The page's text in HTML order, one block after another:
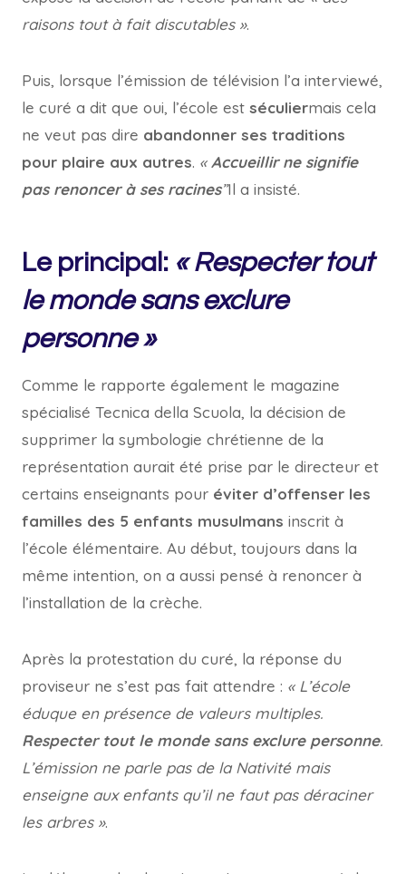
raisons tout à fait discutables ».
Puis, lorsque l’émission de télévision l’a interviewé,
le curé a dit que oui, l’école est séculiermais cela
ne veut pas dire abandonner ses traditions
pour plaire aux autres. «Accueillir ne signifie
pas renoncer à ses racines”Il a insisté.
Le principal: « Respecter tout
le monde sans exclure
personne »
Comme le rapporte également le magazine
spécialisé Tecnica della Scuola, la décision de
supprimer la symbologie chrétienne de la
représentation aurait été prise par le directeur et
certains enseignants pour éviter d’offenser les
familles des 5 enfants musulmans inscrit à
l’école élémentaire. Au début, toujours dans la
même intention, on a aussi pensé à renoncer à
l’installation de la crèche.
Après la protestation du curé, la réponse du
proviseur ne s’est pas fait attendre : « L’école
éduque en présence de valeurs multiples.
Respecter tout le monde sans exclure personne.
L’émission ne parle pas de la Nativité mais
enseigne aux enfants qu’il ne faut pas déraciner
les arbres ».